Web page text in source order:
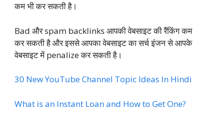
कम भी कर सकती है।
Bad और spam backlinks आपकी वेबसाइट की रैंकिंग कम
कर सकती है और इससे आपका वेबसाइट का सर्च इंजन से आपके
वेबसाइट में penalize कर सकती है।
30 New YouTube Channel Topic Ideas In Hindi
What is an Instant Loan and How to Get One?